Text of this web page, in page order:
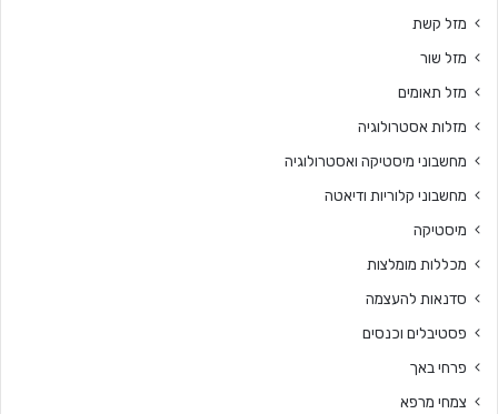
מזל קשת
מזל שור
מזל תאומים
מזלות אסטרולוגיה
מחשבוני מיסטיקה ואסטרולוגיה
מחשבוני קלוריות ודיאטה
מיסטיקה
מכללות מומלצות
סדנאות להעצמה
פסטיבלים וכנסים
פרחי באך
צמחי מרפא